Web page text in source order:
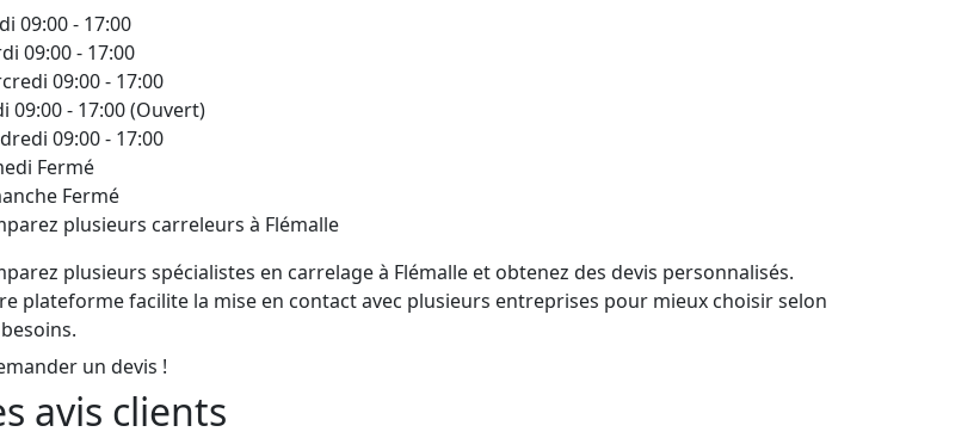
09:00 - 17:00
09:00 - 17:00
09:00 - 17:00
09:00 - 17:00(Ouvert)
09:00 - 17:00
Fermé
Fermé
plusieurs carreleurs à Flémalle
plusieurs spécialistes en carrelage à Flémalle et obtenez des devis personnalisés.
plateforme facilite la mise en contact avec plusieurs entreprises pour mieux choisir selon
un devis !
avis clients